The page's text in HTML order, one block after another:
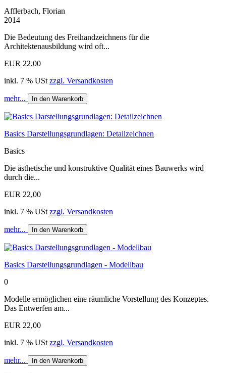
Afflerbach, Florian
2014
Die Bedeutung des Freihandzeichnens für die
Architektenausbildung wird oft...
EUR 22,00
inkl. 7 % USt zzgl. Versandkosten
mehr... In den Warenkorb
Basics Darstellungsgrundlagen: Detailzeichnen
Basics
Die ästhetische und konstruktive Qualität eines Bauwerks wird
durch die...
EUR 22,00
inkl. 7 % USt zzgl. Versandkosten
mehr... In den Warenkorb
Basics Darstellungsgrundlagen - Modellbau
0
Modelle ermöglichen eine räumliche Vorstellung des Konzeptes.
Das Entwerfen am...
EUR 22,00
inkl. 7 % USt zzgl. Versandkosten
mehr... In den Warenkorb